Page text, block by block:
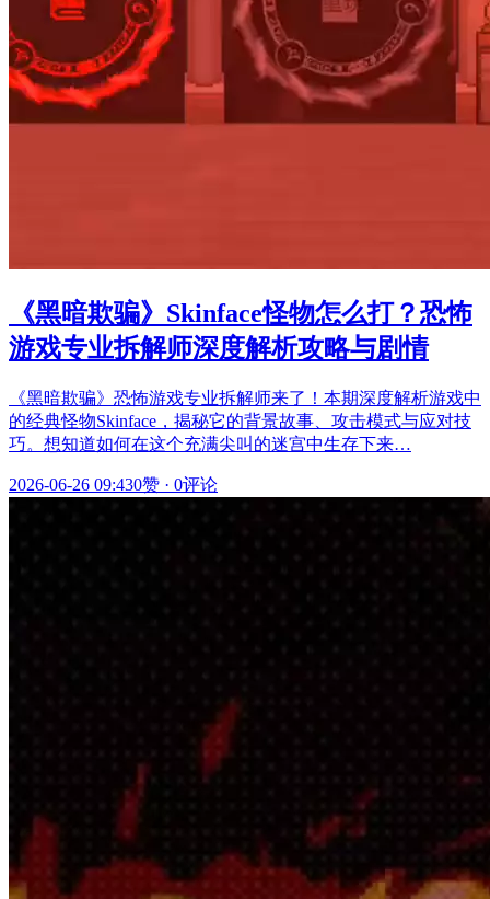
《黑暗欺骗》Skinface怪物怎么打？恐怖
游戏专业拆解师深度解析攻略与剧情
《黑暗欺骗》恐怖游戏专业拆解师来了！本期深度解析游戏中
的经典怪物Skinface，揭秘它的背景故事、攻击模式与应对技
巧。想知道如何在这个充满尖叫的迷宫中生存下来…
2026-06-26 09:430赞 · 0评论